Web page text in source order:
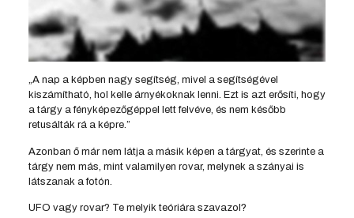
„A nap a képben nagy segítség, mivel a segítségével
kiszámítható, hol kelle árnyékoknak lenni. Ezt is azt erősíti, hogy
a tárgy a fényképezőgéppel lett felvéve, és nem később
retusálták rá a képre.”
Azonban ő már nem látja a másik képen a tárgyat, és szerinte a
tárgy nem más, mint valamilyen rovar, melynek a szányai is
látszanak a fotón.
UFO vagy rovar? Te melyik teóriára szavazol?